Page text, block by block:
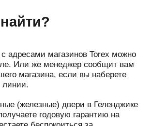
адресами магазинов Torex можно
Или же менеджер сообщит вам
магазина, если вы наберете
линии.
(железные) двери в Геленджике
годовую гарантию на